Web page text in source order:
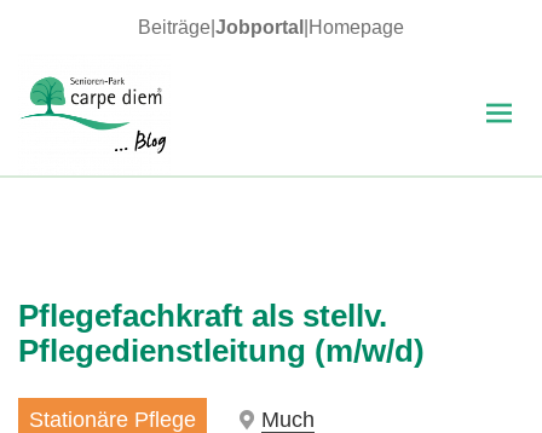
Beiträge Jobportal Homepage
Pflegefachkraft als stellv.
Pflegedienstleitung (m/w/d)
Stationäre Pflege
Much